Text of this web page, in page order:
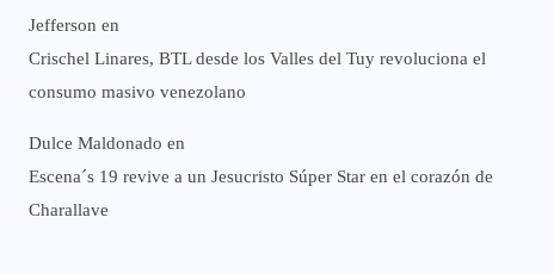
Jefferson en
Crischel Linares, BTL desde los Valles del Tuy revoluciona el
consumo masivo venezolano
Dulce Maldonado en
Escena´s 19 revive a un Jesucristo Súper Star en el corazón de
Charallave